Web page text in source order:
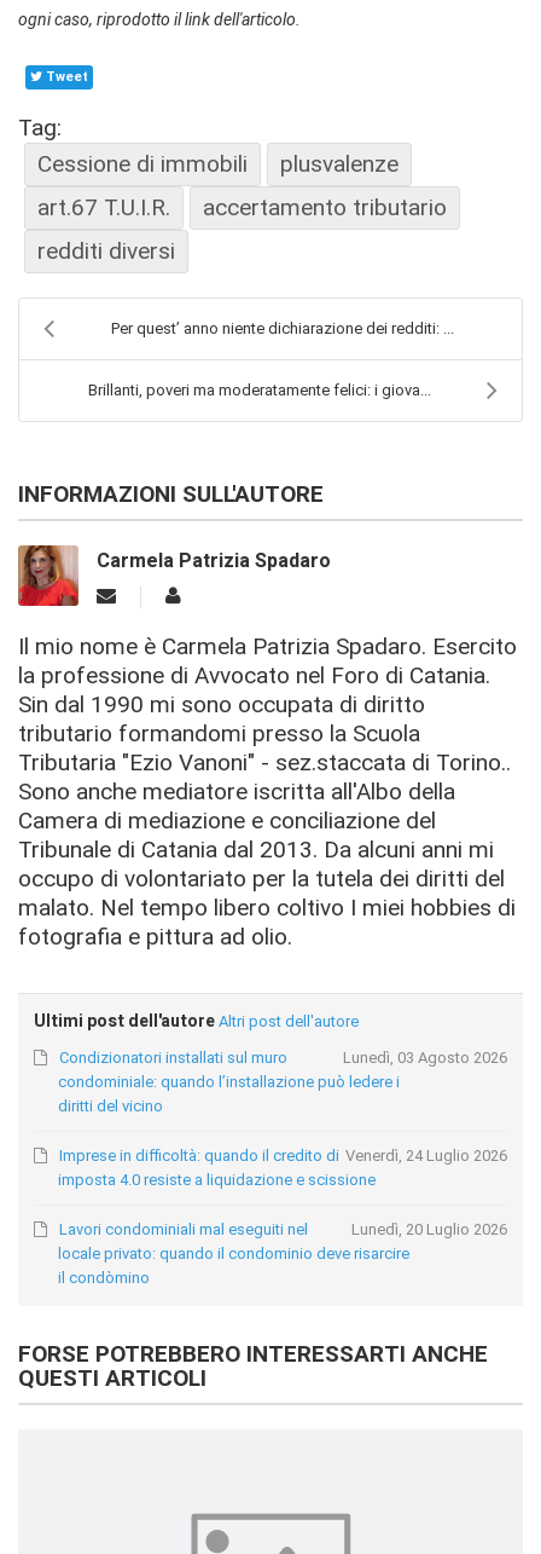
ogni caso, riprodotto il link dell'articolo.
Tweet
Tag:
Cessione di immobili
plusvalenze
art.67 T.U.I.R.
accertamento tributario
redditi diversi
Per quest’ anno niente dichiarazione dei redditi: ...
Brillanti, poveri ma moderatamente felici: i giova...
INFORMAZIONI SULL'AUTORE
Carmela Patrizia Spadaro
Il mio nome è Carmela Patrizia Spadaro. Esercito
la professione di Avvocato nel Foro di Catania.
Sin dal 1990 mi sono occupata di diritto
tributario formandomi presso la Scuola
Tributaria "Ezio Vanoni" - sez.staccata di Torino..
Sono anche mediatore iscritta all'Albo della
Camera di mediazione e conciliazione del
Tribunale di Catania dal 2013. Da alcuni anni mi
occupo di volontariato per la tutela dei diritti del
malato. Nel tempo libero coltivo I miei hobbies di
fotografia e pittura ad olio.
Ultimi post dell'autore Altri post dell'autore
Lunedì, 03 Agosto 2026
Condizionatori installati sul muro
condominiale: quando l’installazione può ledere i
diritti del vicino
Venerdì, 24 Luglio 2026
Imprese in difficoltà: quando il credito di
imposta 4.0 resiste a liquidazione e scissione
Lunedì, 20 Luglio 2026
Lavori condominiali mal eseguiti nel
locale privato: quando il condominio deve risarcire
il condòmino
FORSE POTREBBERO INTERESSARTI ANCHE
QUESTI ARTICOLI